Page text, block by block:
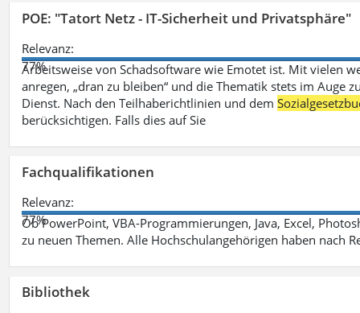
POE: "Tatort Netz - IT-Sicherheit und Privatsphäre"
Relevanz:
77%
Arbeitsweise von Schadsoftware wie Emotet ist. Mit vielen
anregen, „dran zu bleiben“ und die Thematik stets im
Dienst. Nach den Teilhaberichtlinien und dem
berücksichtigen. Falls dies auf Sie
Fachqualifikationen
Relevanz:
77%
Ob PowerPoint, VBA-Programmierungen, Java, Excel,
zu neuen Themen. Alle Hochschulangehörigen haben nach
Bibliothek